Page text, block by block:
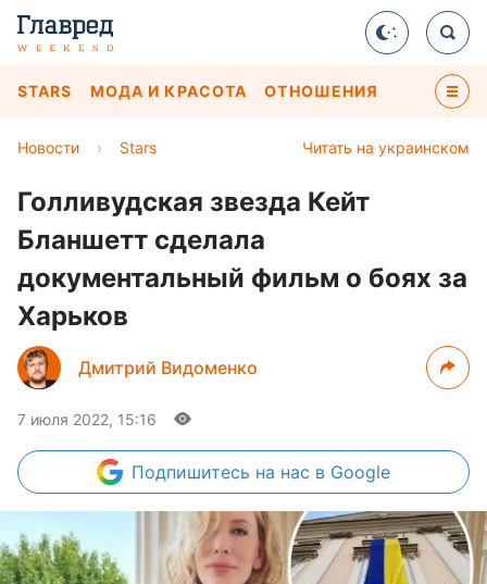
STARS МОДА И КРАСОТА ОТНОШЕНИЯ
Читать на украинском
Новости › Stars
Голливудская звезда Кейт
Бланшетт сделала
документальный фильм о боях за
Харьков
Дмитрий Видоменко
7 июля 2022, 15:16
Подпишитесь на нас в Google